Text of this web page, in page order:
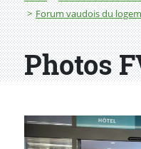
Forum vaudois du
Photos